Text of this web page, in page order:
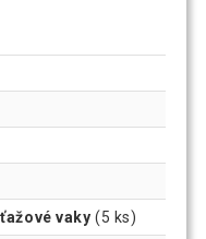
vaky (5 ks)